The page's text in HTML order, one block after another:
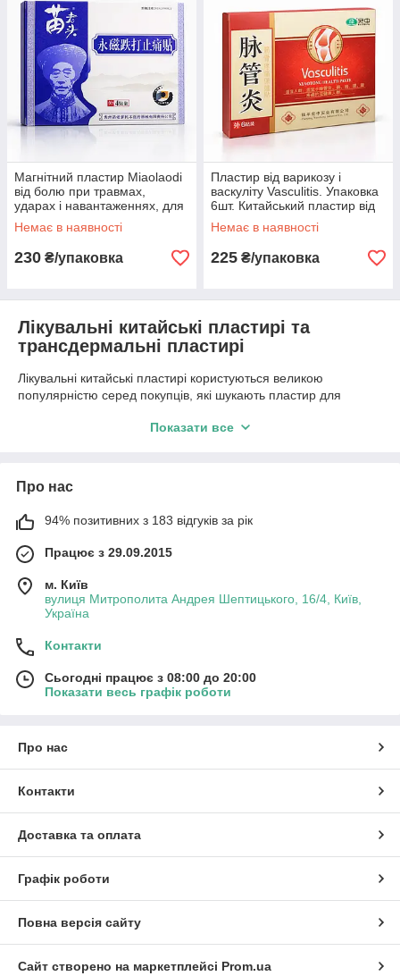
Магнітний пластир Miaolaodi
від болю при травмах,
ударах і навантаженнях, для
м’язів, суглобів і спини, 4 шт
Немає в наявності
230 ₴/упаковка
Пластир від варикозу і
васкуліту Vasculitis. Упаковка
6шт. Китайський пластир від
варикозу від виробника
Немає в наявності
225 ₴/упаковка
Лікувальні китайські пластирі та
трансдермальні пластирі
Лікувальні китайські пластирі користуються великою
популярністю серед покупців, які шукають пластир для
пластир від варикозу або магнітний пластир для щоденного
Vasculitis, пластир Зелений тигр та очищаючі пластирі Kinoki.
китайські трави та магнітні елементи. Такі трансдермальні
підтримання комфорту та догляду за тілом після фізичних
У групі представлені пластирі для спини, попереку, колін,
суглобів, стоп та м’язів. Багато покупців шукають пластирі
вальгусі, пластир Vasculitis від варикозу та пластирі Kinoki для
Популярні китайські пластирі
Пластир Зелений тигр
Пластирі Kinoki
Пластирі від п’яткової шпори
Магнітні пластирі для тіла
Чому покупці обирають китайські пластирі
Натуральні компоненти та китайські трави
Показати все
Про нас
94% позитивних з 183 відгуків за рік
Працює з 29.09.2015
м. Київ
вулиця Митрополита Андрея Шептицького, 16/4, Київ,
Україна
Контакти
Сьогодні працює з 08:00 до 20:00
Показати весь графік роботи
Про нас
Контакти
Доставка та оплата
Графік роботи
Повна версія сайту
Сайт створено на маркетплейсі Prom.ua